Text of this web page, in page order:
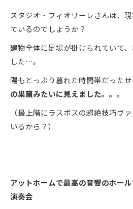
スタジオ・フィオリーレさんは、
ているのでしょうか？
建物全体に足場が掛けられていて
した…。
陽もとっぷり暮れた時間帯だった
の巣窟みたいに見えました。。。
（最上階にラスボスの超絶技巧ヴ
いるから？）
アットホームで最高の音響のホー
演奏会